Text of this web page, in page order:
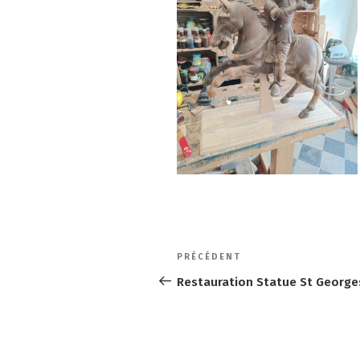
Navigation
de
Article
précédent
PRÉCÉDENT
Restauration Statue St